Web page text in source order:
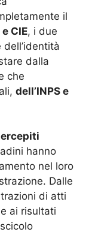
il
e CIE, i due
dalla
che
dell’INPS e
hanno
nel loro
Dalle
di atti
ai risultati